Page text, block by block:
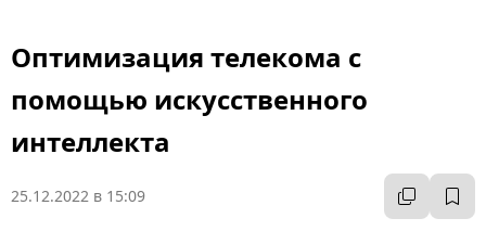
Оптимизация телекома с
помощью искусственного
интеллекта
25.12.2022 в 15:09